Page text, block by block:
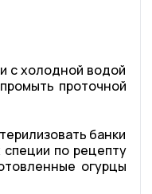
с холодной водой
проточной
банки
специи по рецепту
огурцы